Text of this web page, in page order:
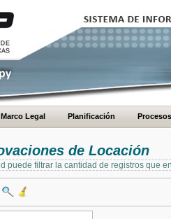
Marco Legal Planificación Procesos
de Locación
puede filtrar la cantidad de registros que